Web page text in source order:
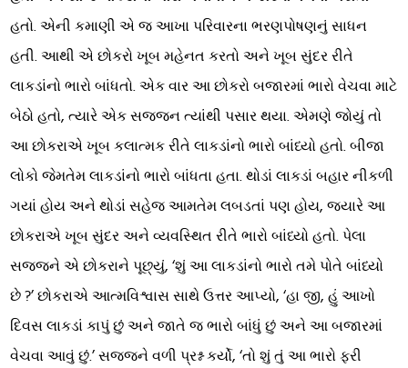
હતો. એની કમાણી એ જ આખા પરિવારના ભરણપોષણનું સાધન
હતી. આથી એ છોકરો ખૂબ મહેનત કરતો અને ખૂબ સુંદર રીતે
લાકડાંનો ભારો બાંધતો. એક વાર આ છોકરો બજારમાં ભારો વેચવા માટે
બેઠો હતો, ત્યારે એક સજ્જન ત્યાંથી પસાર થયા. એમણે જોયું તો
આ છોકરાએ ખૂબ કલાત્મક રીતે લાકડાંનો ભારો બાંધ્યો હતો. બીજા
લોકો જેમતેમ લાકડાંનો ભારો બાંધતા હતા. થોડાં લાકડાં બહાર નીકળી
ગયાં હોય અને થોડાં સહેજ આમતેમ લબડતાં પણ હોય, જ્યારે આ
છોકરાએ ખૂબ સુંદર અને વ્યવસ્થિત રીતે ભારો બાંધ્યો હતો. પેલા
સજ્જને એ છોકરાને પૂછ્યું, ‘શું આ લાકડાંનો ભારો તમે પોતે બાંધ્યો
છે ?’ છોકરાએ આત્મવિશ્વાસ સાથે ઉત્તર આપ્યો, ‘હા જી, હું આખો
દિવસ લાકડાં કાપું છું અને જાતે જ ભારો બાંધું છું અને આ બજારમાં
વેચવા આવું છું.’ સજ્જને વળી પ્રશ્ન કર્યો, ‘તો શું તું આ ભારો ફરી